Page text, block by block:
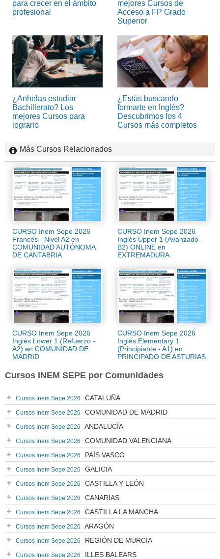
para crecer en el ámbito
profesional
mejores Cursos de
Acceso a FP Grado
Superior
¿Anhelas estudiar
Bachillerato? Los
mejores Cursos para
lograrlo
¿Estás buscando
formarte en Inglés?
Descubrimos los 4
Cursos más completos
Más Cursos Relacionados
CURSO Inem Sepe 2026
Francés - Nivel A2 en
COMUNIDAD AUTÓNOMA
DE CANTABRIA
CURSO Inem Sepe 2026
Inglés Upper 1 (Avanzado -
B2) ONLINE en
EXTREMADURA
CURSO Inem Sepe 2026
Inglés Lower 1 (Refuerzo -
A2) en COMUNIDAD DE
MADRID
CURSO Inem Sepe 2026
Inglés Elementary 1
(Principiante - A1) en
PRINCIPADO DE ASTURIAS
Cursos INEM SEPE por Comunidades
Cursos Inem Sepe 2026 CATALUÑA
Cursos Inem Sepe 2026 COMUNIDAD DE MADRID
Cursos Inem Sepe 2026 ANDALUCÍA
Cursos Inem Sepe 2026 COMUNIDAD VALENCIANA
Cursos Inem Sepe 2026 PAÍS VASCO
Cursos Inem Sepe 2026 GALICIA
Cursos Inem Sepe 2026 CASTILLA Y LEÓN
Cursos Inem Sepe 2026 CANARIAS
Cursos Inem Sepe 2026 CASTILLA LA MANCHA
Cursos Inem Sepe 2026 ARAGÓN
Cursos Inem Sepe 2026 REGIÓN DE MURCIA
Cursos Inem Sepe 2026 ILLES BALEARS